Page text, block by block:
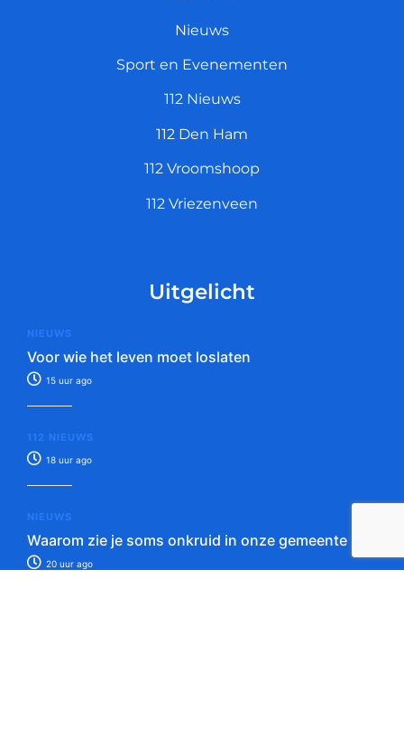
Nieuws
Sport en Evenementen
112 Nieuws
112 Den Ham
112 Vroomshoop
112 Vriezenveen
Uitgelicht
NIEUWS
Voor wie het leven moet loslaten
15 uur ago
112 NIEUWS
18 uur ago
NIEUWS
Waarom zie je soms onkruid in onze gemeente
20 uur ago